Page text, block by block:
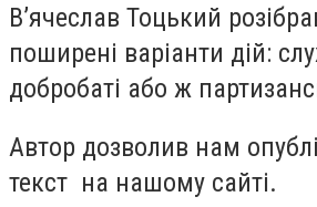
В’ячеслав Тоцький
поширені варіанти дій:
добробаті або ж
Автор дозволив нам
текст на нашому сайті.